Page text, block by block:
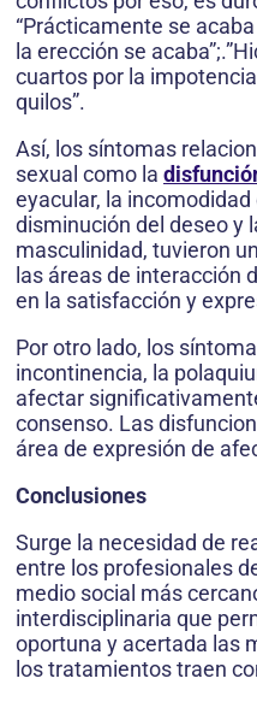
“Prácticamente se
la erección se
cuartos por la
quilos”.
Así, los síntomas
sexual como la
eyacular, la
disminución del deseo y
masculinidad, tuvieron
las áreas de interacción
en la satisfacción y
Por otro lado, los
incontinencia, la
afectar
consenso. Las
área de expresión de
Conclusiones
Surge la necesidad de
entre los profesionales
medio social más
interdisciplinaria que
oportuna y acertada las
los tratamientos traen